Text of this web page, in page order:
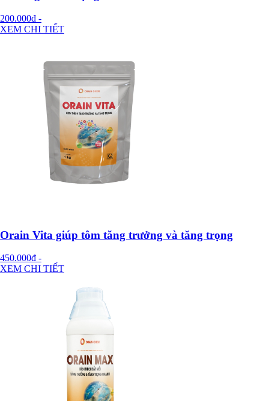
200.000đ -
XEM CHI TIẾT
Orain Vita giúp tôm tăng trưởng và tăng trọng
450.000đ -
XEM CHI TIẾT